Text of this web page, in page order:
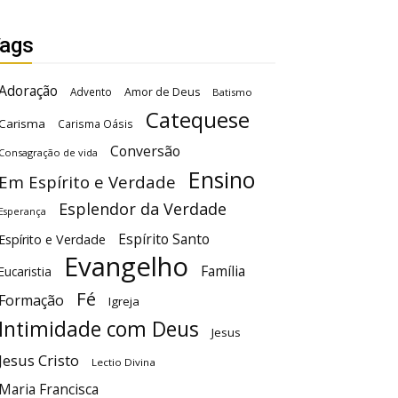
Advento Amor de Deus Batismo
Carisma Oásis Catequese
de vida Conversão
Espírito e Verdade Ensino
Esplendor da Verdade
e Verdade Espírito Santo
Evangelho
Família
Fé Igreja
com Deus Jesus
Cristo Lectio Divina
Francisca